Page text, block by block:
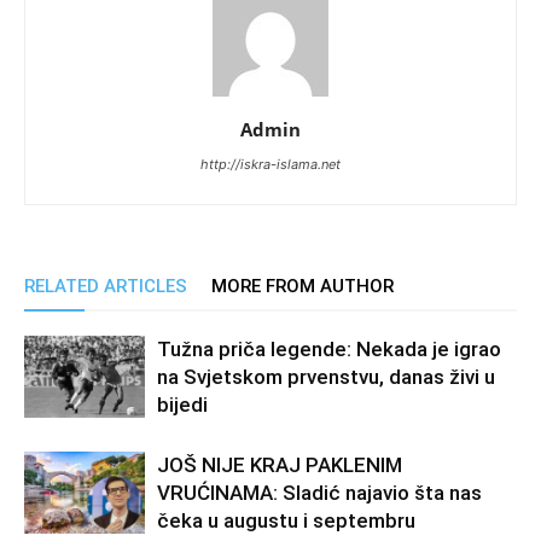
Admin
http://iskra-islama.net
RELATED ARTICLES MORE FROM AUTHOR
Tužna priča legende: Nekada je igrao
na Svjetskom prvenstvu, danas živi u
bijedi
JOŠ NIJE KRAJ PAKLENIM
VRUĆINAMA: Sladić najavio šta nas
čeka u augustu i septembru